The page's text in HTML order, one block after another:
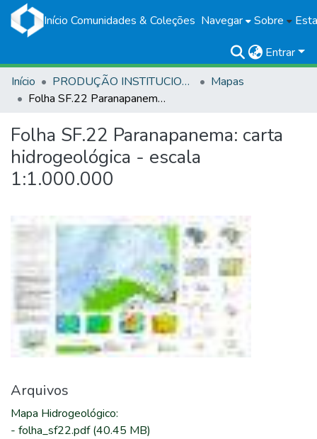
Início Comunidades & Coleções Navegar Sobre
Entrar
Início
PRODUÇÃO INSTITUCIONAL
Mapas
Folha SF.22 Paranapanema: carta hidrogeológica - escala 1:1.000.000
Folha SF.22 Paranapanema: carta
hidrogeológica - escala
1:1.000.000
Arquivos
Mapa Hidrogeológico:
- folha_sf22.pdf(40.45 MB)